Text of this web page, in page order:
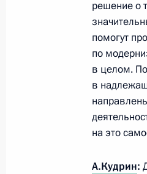
13
13 декабря
13 декабря
решение о
помогут
по
в целом.
в
на это
А.Кудрин: